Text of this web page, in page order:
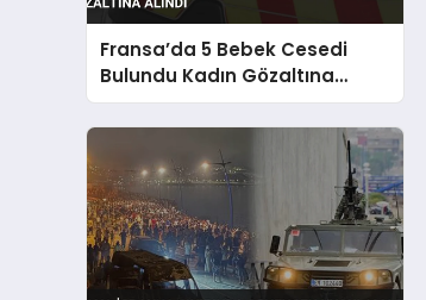
Fransa’da 5 Bebek Cesedi
Bulundu Kadın Gözaltına
Alındı